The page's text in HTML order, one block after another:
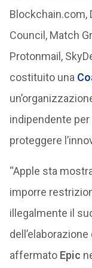
Blockchain.com,
Council, Match
Protonmail,
costituito una
indipendente
proteggere
“Apple sta
imporre
illegalmente il
affermato Epic